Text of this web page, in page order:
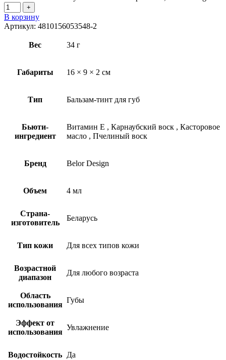
В корзину
Артикул: 4810156053548-2
Вес 34 г
Габариты 16 × 9 × 2 см
Тип Бальзам-тинт для губ
Бьюти-
ингредиент
Витамин Е , Карнаубский воск , Касторовое
масло , Пчелиный воск
Бренд Belor Design
Объем 4 мл
Страна-
изготовитель
Беларусь
Тип кожи Для всех типов кожи
Возрастной
диапазон
Для любого возраста
Область
использования
Губы
Эффект от
использования
Увлажнение
Водостойкость Да